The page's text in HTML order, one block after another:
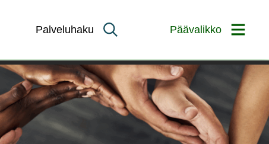
Palveluhaku Päävalikko